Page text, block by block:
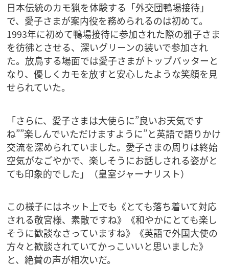
日本伝統のカモ猟を体験する「外交団鴨場接待」
で、愛子さまが案内役を務められるのは初めて。
1993年に初めて鴨場接待に参加された際の雅子さま
を彷彿とさせる、深いグリーンの装いで参加され
た。放鳥する場面では愛子さまがトップバッターと
なり、優しくカモを放すと安心したような笑顔を見
せられていた。
「さらに、愛子さまは大使らに”良いお天気です
ね””楽しんでいただけますように”と英語で語りかけ
交流を深められていました。愛子さまの周りは終始
空気がなごやかで、楽しそうにお話しされる姿がと
ても印象的でした」（皇室ジャーナリスト）
この様子にはネット上でも《とても落ち着いて対応
される敬宮様、素敵ですね》《和やかにとても楽し
そうに歓談なさっていますね》《英語で外国大使の
方々と歓談されていてかっこいいと思いました》
と、絶賛の声が相次いだ。